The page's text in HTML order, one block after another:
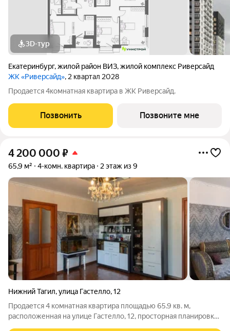
3D-тур
Екатеринбург,жилой район ВИЗ,жилой комплекс Риверсайд
ЖК «Риверсайд», 2 квартал 2028
Продается 4комнатная квартира в ЖК Риверсайд.
Позвонить Позвоните мне
4 200 000 ₽
65,9 м² 4-комн. квартира 2 этаж из 9
Нижний Тагил,улица Гастелло,12
Продается 4 комнатная квартира площадью 65.9 кв. м,
расположенная на улице Гастелло, 12, просторная планировка